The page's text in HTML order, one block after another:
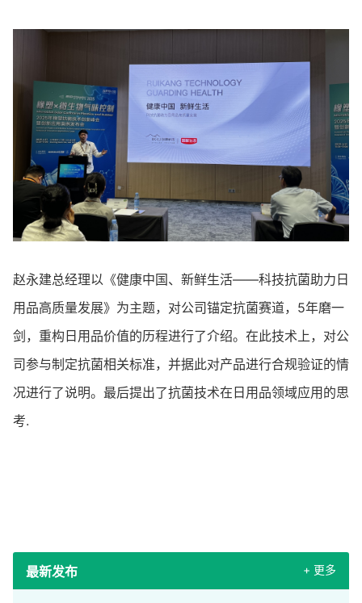
赵永建总经理以《健康中国、新鲜生活——科技抗菌助力日
用品高质量发展》为主题，对公司锚定抗菌赛道，5年磨一
剑，重构日用品价值的历程进行了介绍。在此技术上，对公
司参与制定抗菌相关标准，并据此对产品进行合规验证的情
况进行了说明。最后提出了抗菌技术在日用品领域应用的思
考.
最新发布 + 更多